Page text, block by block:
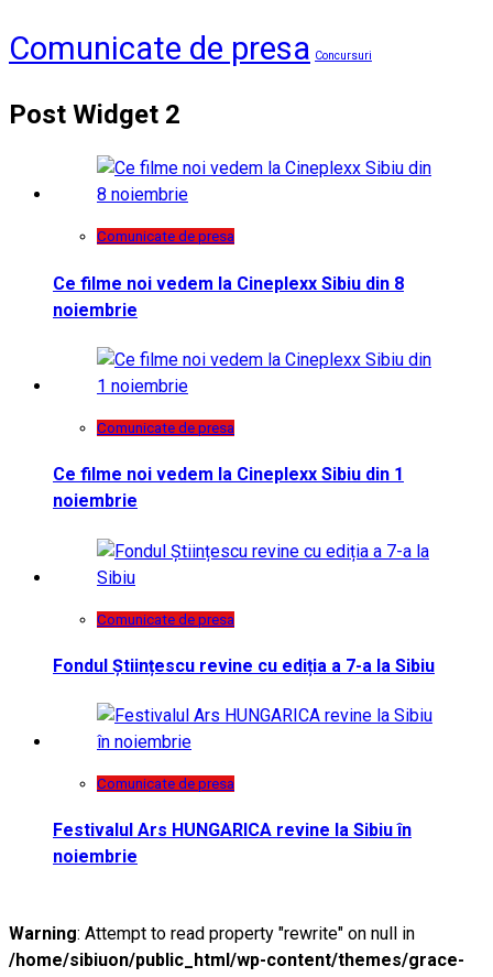
Comunicate de presa Concursuri
Post Widget 2
Comunicate de presa
Ce filme noi vedem la Cineplexx Sibiu din 8
noiembrie
Comunicate de presa
Ce filme noi vedem la Cineplexx Sibiu din 1
noiembrie
Comunicate de presa
Fondul Științescu revine cu ediția a 7-a la Sibiu
Comunicate de presa
Festivalul Ars HUNGARICA revine la Sibiu în
noiembrie
Warning: Attempt to read property "rewrite" on null in
/home/sibiuon/public_html/wp-content/themes/grace-